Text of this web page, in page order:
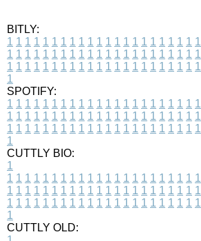
BITLY:
1 1 1 1 1 1 1 1 1 1 1 1 1 1 1 1 1 1 1 1 1 1
1 1 1 1 1 1 1 1 1 1 1 1 1 1 1 1 1 1 1 1 1 1
1 1 1 1 1 1 1 1 1 1 1 1 1 1 1 1 1 1 1 1 1 1
1
SPOTIFY:
1 1 1 1 1 1 1 1 1 1 1 1 1 1 1 1 1 1 1 1 1 1
1 1 1 1 1 1 1 1 1 1 1 1 1 1 1 1 1 1 1 1 1 1
1 1 1 1 1 1 1 1 1 1 1 1 1 1 1 1 1 1 1 1 1 1
1
CUTTLY BIO:
1
1 1 1 1 1 1 1 1 1 1 1 1 1 1 1 1 1 1 1 1 1 1
1 1 1 1 1 1 1 1 1 1 1 1 1 1 1 1 1 1 1 1 1 1
1 1 1 1 1 1 1 1 1 1 1 1 1 1 1 1 1 1 1 1 1 1
1
CUTTLY OLD: